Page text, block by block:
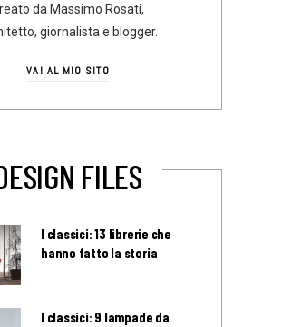
da Massimo Rosati,
giornalista e blogger.
VAI AL MIO SITO
FILES
I classici: 13 librerie che
hanno fatto la storia
I classici: 9 lampade da